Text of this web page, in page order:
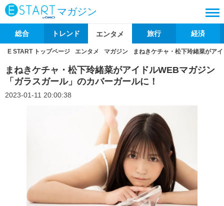
マガジン
総合 トレンド エンタメ 旅行 経済
E START トップページ エンタメ マガジン まねきケチャ・松下玲緒菜がア
まねきケチャ・松下玲緒菜がアイドルWEBマガジン
「ガラスガール」のカバーガールに！
2023-01-11 20:00:38